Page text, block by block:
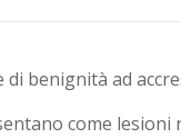
benignità ad
come